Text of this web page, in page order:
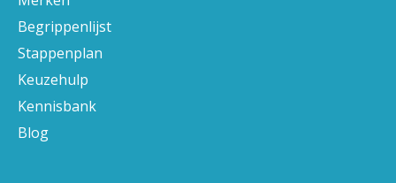
Begrippenlijst
Stappenplan
Keuzehulp
Kennisbank
Blog